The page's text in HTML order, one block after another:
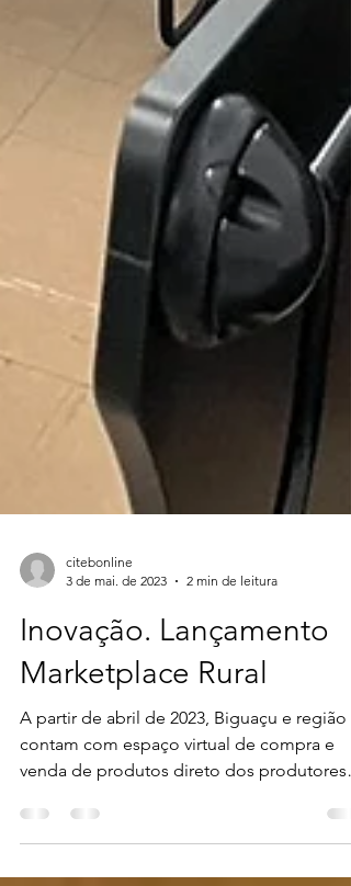
citebonline
3 de mai. de 2023
2 min de leitura
Inovação. Lançamento
Marketplace Rural
A partir de abril de 2023, Biguaçu e região
contam com espaço virtual de compra e